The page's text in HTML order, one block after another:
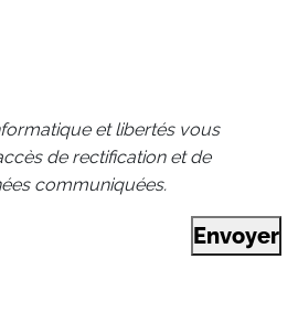
et libertés vous
de rectification et de
communiquées.
Envoyer